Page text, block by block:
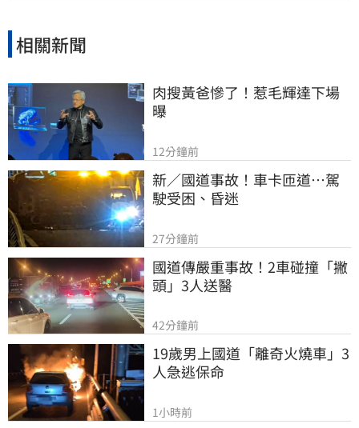
相關新聞
肉搜黃爸慘了！惹毛輝達下場
曝
12分鐘前
新／國道事故！車卡匝道…駕
駛受困、昏迷
27分鐘前
國道傳嚴重事故！2車碰撞「撇
頭」3人送醫
42分鐘前
19歲男上國道「離奇火燒車」3
人急逃保命
1小時前